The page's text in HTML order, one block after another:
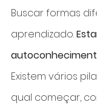
Buscar formas
aprendizado.
Existem vários
qual começar,